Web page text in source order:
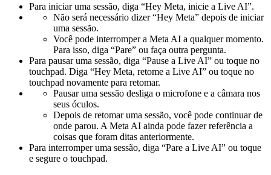
Para iniciar uma sessão, diga “Hey Meta, inicie a Live AI”.
Não será necessário dizer “Hey Meta” depois de iniciar
uma sessão.
Você pode interromper a Meta AI a qualquer momento.
Para isso, diga “Pare” ou faça outra pergunta.
Para pausar uma sessão, diga “Pause a Live AI” ou toque no
touchpad. Diga “Hey Meta, retome a Live AI” ou toque no
touchpad novamente para retomar.
Pausar uma sessão desliga o microfone e a câmara nos
seus óculos.
Depois de retomar uma sessão, você pode continuar de
onde parou. A Meta AI ainda pode fazer referência a
coisas que foram ditas anteriormente.
Para interromper uma sessão, diga “Pare a Live AI” ou toque
e segure o touchpad.